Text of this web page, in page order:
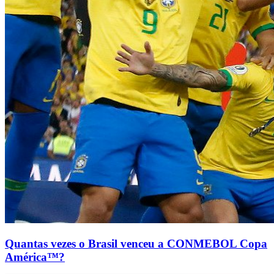
Quantas vezes o Brasil venceu a CONMEBOL Copa
América™?